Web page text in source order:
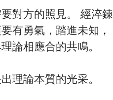
對方的照見。 經淬鍊
有勇氣，踏進未知，
論相應合的共鳴。
理論本質的光采。